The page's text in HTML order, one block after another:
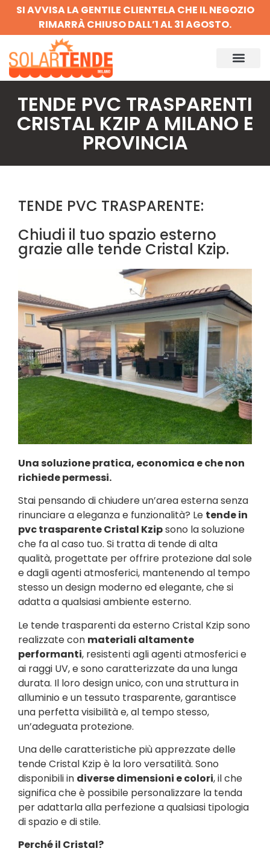
SI AVVISA LA GENTILE CLIENTELA CHE IL NEGOZIO
RIMARRÀ CHIUSO DALL’1 AL 31 AGOSTO.
TENDE PVC TRASPARENTI
CRISTAL KZIP A MILANO E
PROVINCIA
TENDE PVC TRASPARENTE:
Chiudi il tuo spazio esterno
grazie alle tende Cristal Kzip.
Una soluzione pratica, economica e che non
richiede permessi.
Stai pensando di chiudere un’area esterna senza
rinunciare a eleganza e funzionalità? Le tende in
pvc trasparente Cristal Kzipsono la soluzione
che fa al caso tuo. Si tratta di tende di alta
qualità, progettate per offrire protezione dal sole
e dagli agenti atmosferici, mantenendo al tempo
stesso un design moderno ed elegante, che si
adatta a qualsiasi ambiente esterno.
Le tende trasparenti da esterno Cristal Kzip sono
realizzate con materiali altamente
performanti, resistenti agli agenti atmosferici e
ai raggi UV, e sono caratterizzate da una lunga
durata. Il loro design unico, con una struttura in
alluminio e un tessuto trasparente, garantisce
una perfetta visibilità e, al tempo stesso,
un’adeguata protezione.
Una delle caratteristiche più apprezzate delle
tende Cristal Kzip è la loro versatilità. Sono
disponibili in diverse dimensioni e colori, il che
significa che è possibile personalizzare la tenda
per adattarla alla perfezione a qualsiasi tipologia
di spazio e di stile.
Perché il Cristal?